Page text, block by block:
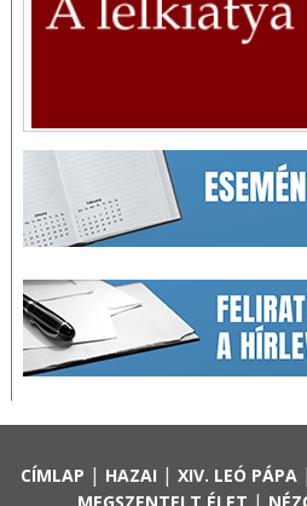
CÍMLAP | HAZAI | XIV. LEÓ PÁPA|
MEGSZENTELT ÉLET